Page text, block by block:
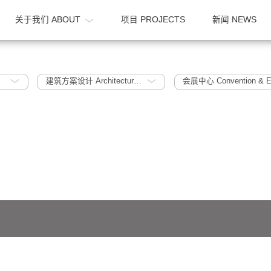
关于我们 ABOUT 项目 PROJECTS
建筑方案设计 Architectural Scheme Design 会展中心
号-1